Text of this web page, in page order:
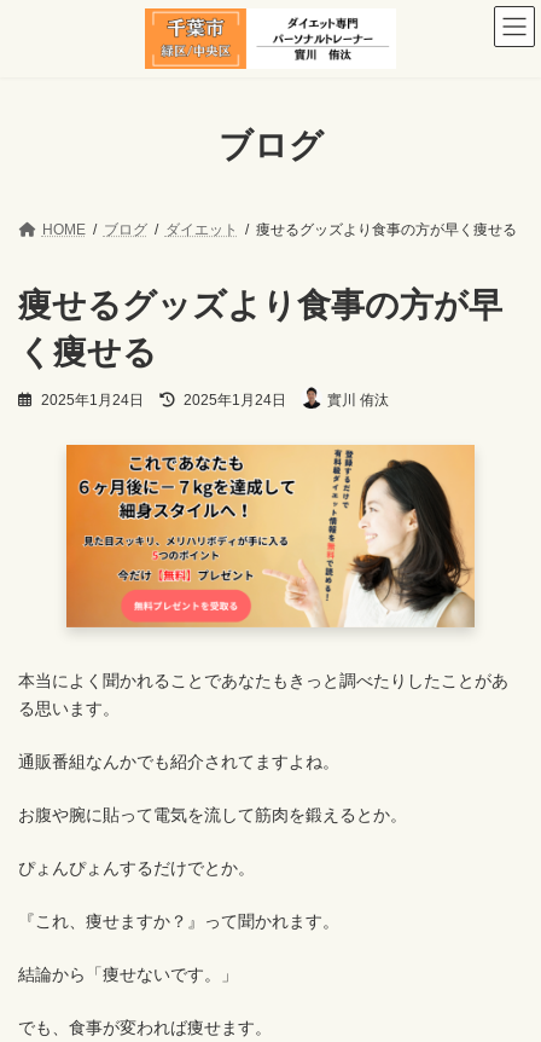
ブログ
HOME ブログ ダイエット 痩せるグッズより食事の方が早く痩せる
痩せるグッズより食事の方が早
く痩せる
2025年1月24日
最
新
日
時
:
2025年1月24日 實川 侑汰
本当によく聞かれることであなたもきっと調べたりしたことがあ
る思います。
通販番組なんかでも紹介されてますよね。
お腹や腕に貼って電気を流して筋肉を鍛えるとか。
ぴょんぴょんするだけでとか。
『これ、痩せますか？』って聞かれます。
結論から「痩せないです。」
でも、食事が変われば痩せます。